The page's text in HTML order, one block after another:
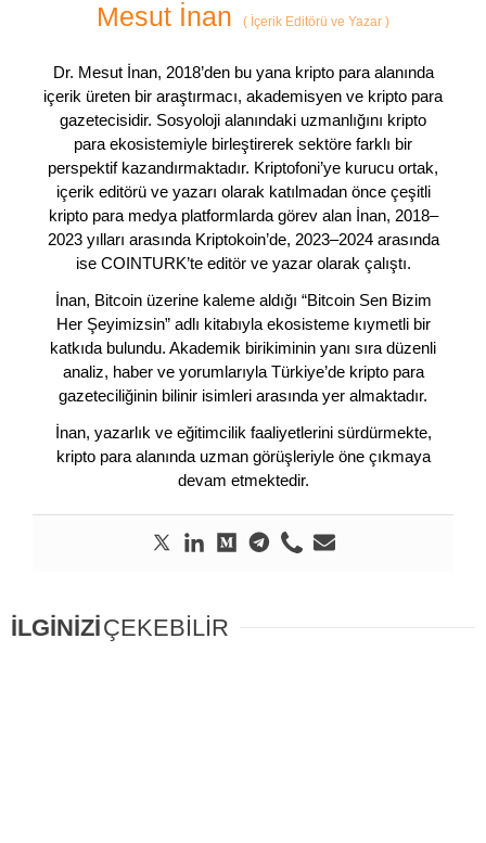
Mesut İnan ( İçerik Editörü ve Yazar )
Dr. Mesut İnan, 2018’den bu yana kripto para alanında
içerik üreten bir araştırmacı, akademisyen ve kripto para
gazetecisidir. Sosyoloji alanındaki uzmanlığını kripto
para ekosistemiyle birleştirerek sektöre farklı bir
perspektif kazandırmaktadır. Kriptofoni’ye kurucu ortak,
içerik editörü ve yazarı olarak katılmadan önce çeşitli
kripto para medya platformlarda görev alan İnan, 2018–
2023 yılları arasında Kriptokoin’de, 2023–2024 arasında
ise COINTURK’te editör ve yazar olarak çalıştı.
İnan, Bitcoin üzerine kaleme aldığı “Bitcoin Sen Bizim
Her Şeyimizsin” adlı kitabıyla ekosisteme kıymetli bir
katkıda bulundu. Akademik birikiminin yanı sıra düzenli
analiz, haber ve yorumlarıyla Türkiye’de kripto para
gazeteciliğinin bilinir isimleri arasında yer almaktadır.
İnan, yazarlık ve eğitimcilik faaliyetlerini sürdürmekte,
kripto para alanında uzman görüşleriyle öne çıkmaya
devam etmektedir.
İLGİNİZİÇEKEBİLİR